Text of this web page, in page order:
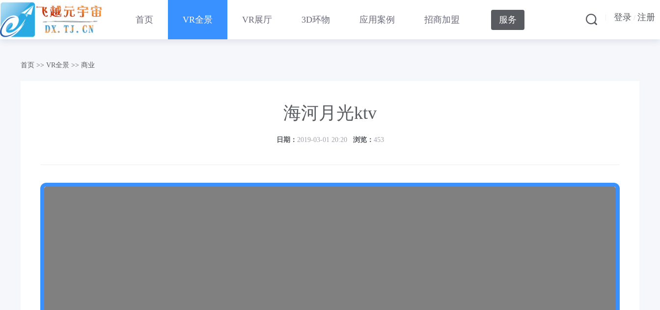
首页 VR全景 VR展厅 3D环物 应用案例 招商加盟 服务 登录 / 注册
首页 >> VR全景 >> 商业
海河月光ktv
日期： 2019-03-01 20:20 浏览： 453